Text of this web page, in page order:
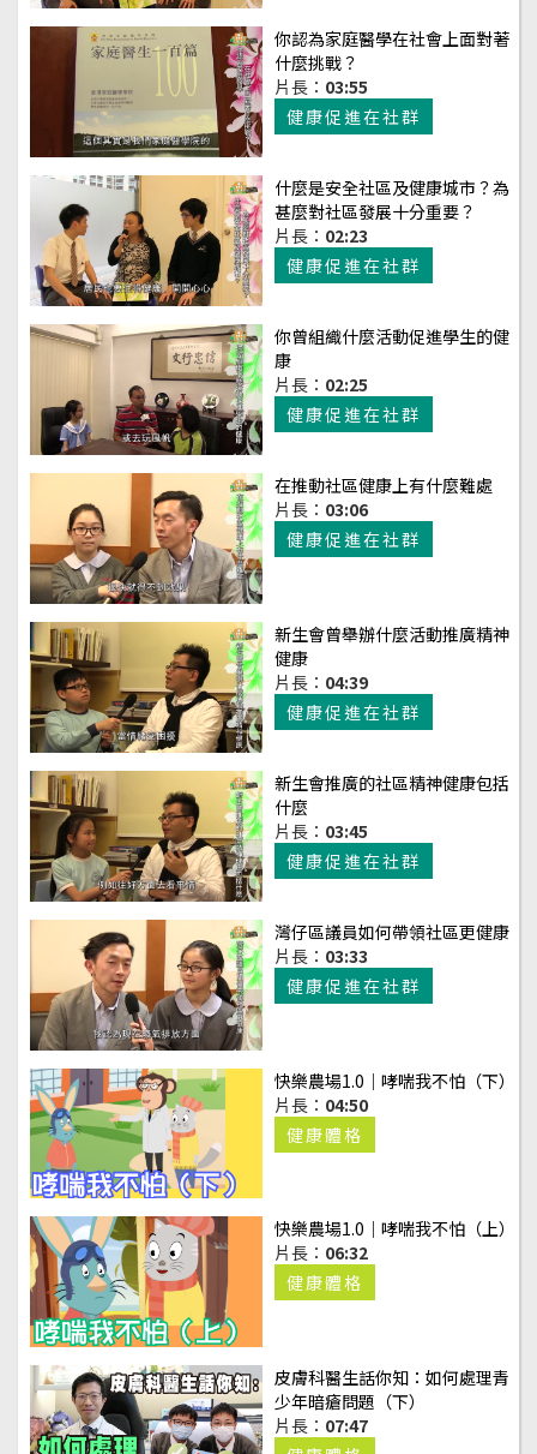
你認為家庭醫學在社會上面對著
什麼挑戰？
片長： 03:55
健康促進在社群
什麼是安全社區及健康城市？為
甚麼對社區發展十分重要？
片長： 02:23
健康促進在社群
你曾組織什麼活動促進學生的健
康
片長： 02:25
健康促進在社群
在推動社區健康上有什麼難處
片長： 03:06
健康促進在社群
新生會曾舉辦什麼活動推廣精神
健康
片長： 04:39
健康促進在社群
新生會推廣的社區精神健康包括
什麼
片長： 03:45
健康促進在社群
灣仔區議員如何帶領社區更健康
片長： 03:33
健康促進在社群
快樂農場1.0｜哮喘我不怕（下）
片長： 04:50
健康體格
快樂農場1.0｜哮喘我不怕（上）
片長： 06:32
健康體格
皮膚科醫生話你知：如何處理青
少年暗瘡問題（下）
片長： 07:47